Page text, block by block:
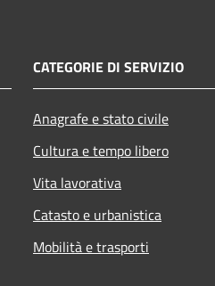
CATEGORIE DI SERVIZIO
Anagrafe e stato civile
Cultura e tempo libero
Vita lavorativa
Catasto e urbanistica
Mobilità e trasporti